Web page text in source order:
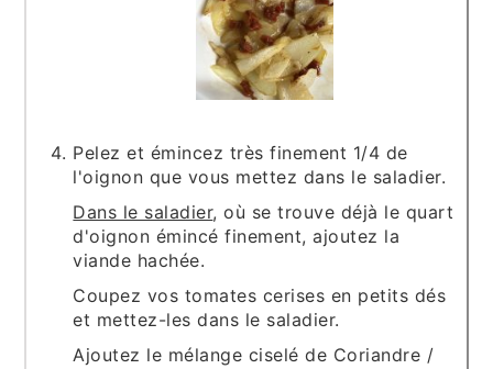
Pelez et émincez très finement 1/4 de
l'oignon que vous mettez dans le saladier.
Dans le saladier, où se trouve déjà le quart
d'oignon émincé finement, ajoutez la
viande hachée.
Coupez vos tomates cerises en petits dés
et mettez-les dans le saladier.
Ajoutez le mélange ciselé de Coriandre /